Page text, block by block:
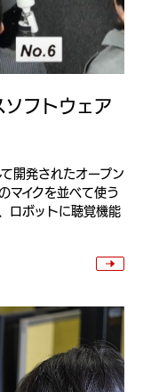
ソフトウェア
開発されたオープン
マイクを並べて使う
ロボットに聴覚機能